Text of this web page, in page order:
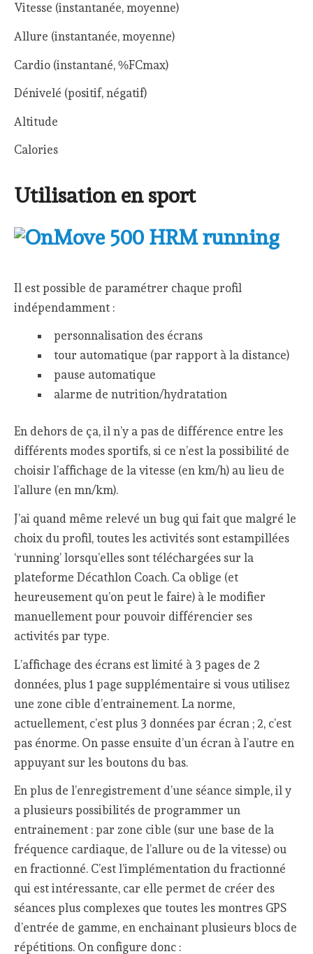
Vitesse (instantanée, moyenne)
Allure (instantanée, moyenne)
Cardio (instantané, %FCmax)
Dénivelé (positif, négatif)
Altitude
Calories
Utilisation en sport
Il est possible de paramétrer chaque profil
indépendamment :
personnalisation des écrans
tour automatique (par rapport à la distance)
pause automatique
alarme de nutrition/hydratation
En dehors de ça, il n’y a pas de différence entre les
différents modes sportifs, si ce n’est la possibilité de
choisir l’affichage de la vitesse (en km/h) au lieu de
l’allure (en mn/km).
J’ai quand même relevé un bug qui fait que malgré le
choix du profil, toutes les activités sont estampillées
‘running’ lorsqu’elles sont téléchargées sur la
plateforme Décathlon Coach. Ca oblige (et
heureusement qu’on peut le faire) à le modifier
manuellement pour pouvoir différencier ses
activités par type.
L’affichage des écrans est limité à 3 pages de 2
données, plus 1 page supplémentaire si vous utilisez
une zone cible d’entrainement. La norme,
actuellement, c’est plus 3 données par écran ; 2, c’est
pas énorme. On passe ensuite d’un écran à l’autre en
appuyant sur les boutons du bas.
En plus de l’enregistrement d’une séance simple, il y
a plusieurs possibilités de programmer un
entrainement : par zone cible (sur une base de la
fréquence cardiaque, de l’allure ou de la vitesse) ou
en fractionné. C’est l’implémentation du fractionné
qui est intéressante, car elle permet de créer des
séances plus complexes que toutes les montres GPS
d’entrée de gamme, en enchainant plusieurs blocs de
répétitions. On configure donc :